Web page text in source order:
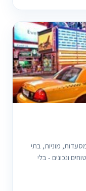
מוניות, בתי
ונכונים - בלי